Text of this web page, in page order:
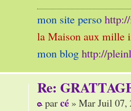
mon site perso
la Maison aux mille
mon blog http://
Re:
parcé » Mar Juil 07,